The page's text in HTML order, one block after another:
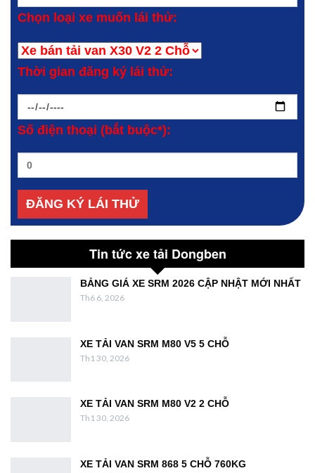
Chọn loại xe muốn lái thử:
Thời gian đăng ký lái thử:
Số điện thoại (bắt buộc*):
Tin tức xe tải Dongben
BẢNG GIÁ XE SRM 2026 CẬP NHẬT MỚI NHẤT
Th6 6, 2026
XE TẢI VAN SRM M80 V5 5 CHỖ
Th1 30, 2026
XE TẢI VAN SRM M80 V2 2 CHỖ
Th1 30, 2026
XE TẢI VAN SRM 868 5 CHỖ 760KG
Th1 30, 2026